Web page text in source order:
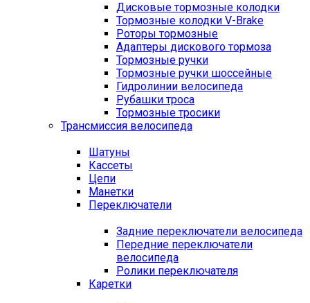
Дисковые тормозные колодки
Тормозные колодки V-Brake
Роторы тормозные
Адаптеры дискового тормоза
Тормозные ручки
Тормозные ручки шоссейные
Гидролинии велосипеда
Рубашки троса
Тормозные тросики
Трансмиссия велосипеда
Шатуны
Кассеты
Цепи
Манетки
Переключатели
Задние переключатели велосипеда
Передние переключатели
велосипеда
Ролики переключателя
Каретки